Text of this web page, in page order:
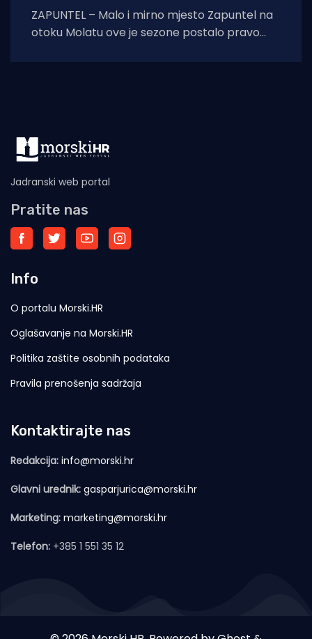
ZAPUNTEL – Malo i mirno mjesto Zapuntel na
otoku Molatu ove je sezone postalo pravo
Jadranski web portal
Pratite nas
Info
O portalu Morski.HR
Oglašavanje na Morski.HR
Politika zaštite osobnih podataka
Pravila prenošenja sadržaja
Kontaktirajte nas
Redakcija: info@morski.hr
Glavni urednik: gasparjurica@morski.hr
Marketing: marketing@morski.hr
Telefon: +385 1 551 35 12